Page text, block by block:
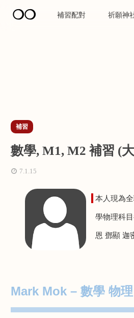
❍❍ 補習配對 祈願神
補習
數學, M1, M2 補習 (
7.1.15
本人現為
學物理科
恩 鄧顯
Mark Mok – 數學 物理